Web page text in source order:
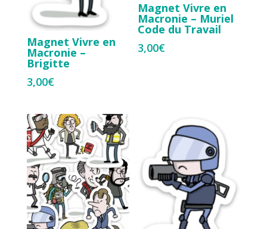
Magnet Vivre en
Macronie –
Brigitte
3,00€
Magnet Vivre en
Macronie – Muriel
Code du Travail
3,00€